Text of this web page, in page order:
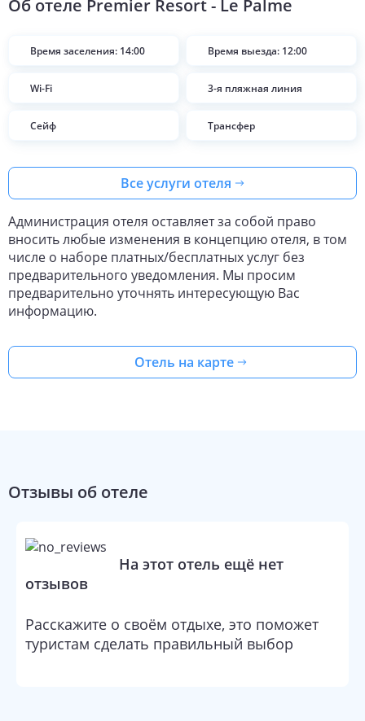
Об отеле Premier Resort - Le Palme
Время заселения: 14:00 Время выезда: 12:00
Wi-Fi 3-я пляжная линия
Сейф Трансфер
Все услуги отеля
Администрация отеля оставляет за собой право
вносить любые изменения в концепцию отеля, в том
числе о наборе платных/бесплатных услуг без
предварительного уведомления. Мы просим
предварительно уточнять интересующую Вас
информацию.
Отель на карте
Отзывы об отеле
На этот отель ещё нет
отзывов
Расскажите о своём отдыхе, это поможет
туристам сделать правильный выбор